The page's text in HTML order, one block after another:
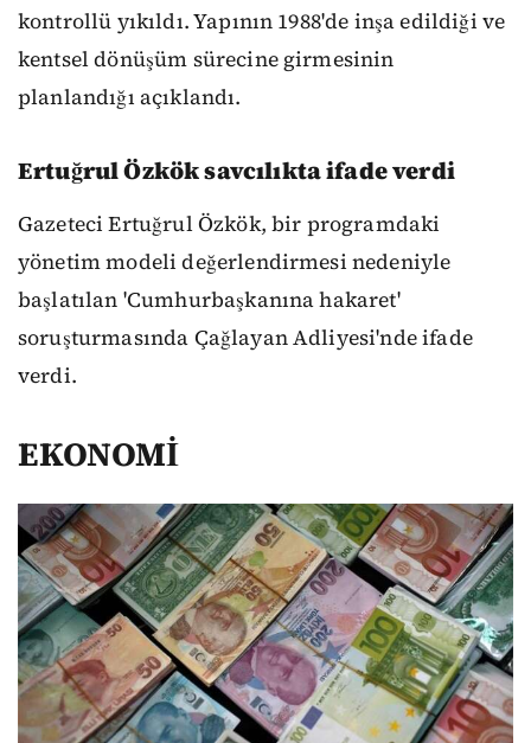
kontrollü yıkıldı. Yapının 1988'de inşa edildiği ve
kentsel dönüşüm sürecine girmesinin
planlandığı açıklandı.
Ertuğrul Özkök savcılıkta ifade verdi
Gazeteci Ertuğrul Özkök, bir programdaki
yönetim modeli değerlendirmesi nedeniyle
başlatılan 'Cumhurbaşkanına hakaret'
soruşturmasında Çağlayan Adliyesi'nde ifade
verdi.
EKONOMİ